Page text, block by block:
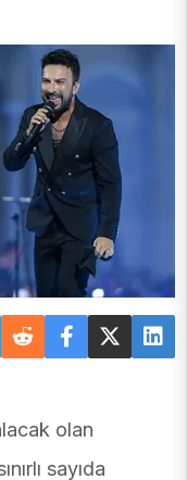
olan
sayıda